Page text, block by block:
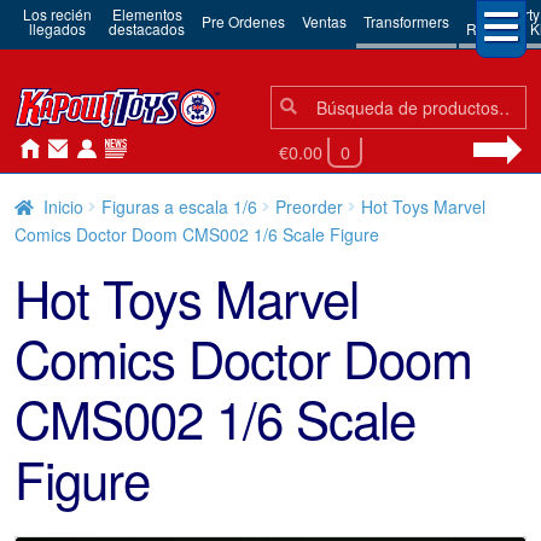
Los recién
llegados
Elementos
destacados Pre Ordenes Ventas Transformers 3rd Party
Robots &
Búsqueda:
Búsqueda
€0.00 0
Inicio Figuras a escala 1/6 Preorder
Hot Toys Marvel
Comics Doctor Doom CMS002 1/6 Scale Figure
Hot Toys Marvel
Comics Doctor Doom
CMS002 1/6 Scale
Figure